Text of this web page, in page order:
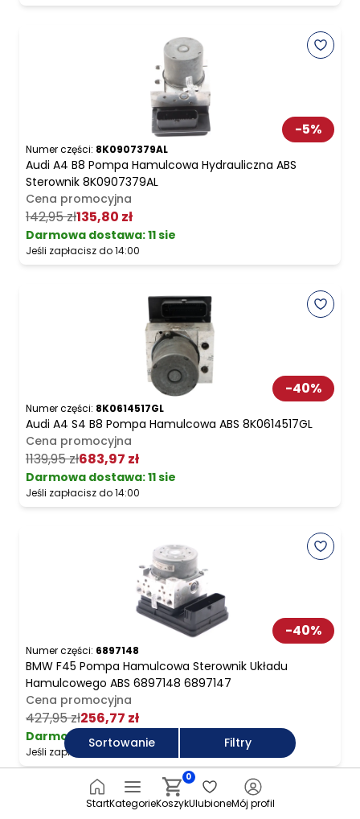
Sortowanie Filtry
-5%
Numer części: 8K0907379AL
Audi A4 B8 Pompa Hamulcowa Hydrauliczna ABS
Sterownik 8K0907379AL
Cena promocyjna
142,95 zł135,80 zł
Darmowa dostawa:11 sie
Jeśli zapłacisz do 14:00
-40%
Numer części: 8K0614517GL
Audi A4 S4 B8 Pompa Hamulcowa ABS 8K0614517GL
Cena promocyjna
1139,95 zł683,97 zł
Darmowa dostawa:11 sie
Jeśli zapłacisz do 14:00
-40%
Numer części: 6897148
BMW F45 Pompa Hamulcowa Sterownik Układu
Hamulcowego ABS 6897148 6897147
Cena promocyjna
427,95 zł256,77 zł
Darmowa dostawa:11 sie
Jeśli zapłacisz do 14:00
StartKategorieKoszyk
0
UlubioneMój profil